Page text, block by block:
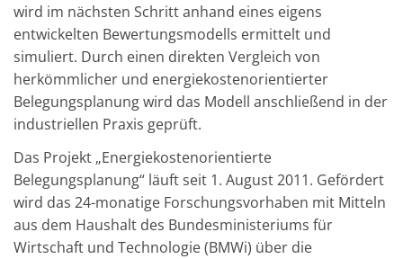
wird im nächsten Schritt anhand eines eigens
entwickelten Bewertungsmodells ermittelt und
simuliert. Durch einen direkten Vergleich von
herkömmlicher und energiekostenorientierter
Belegungsplanung wird das Modell anschließend in der
industriellen Praxis geprüft.
Das Projekt „Energiekostenorientierte
Belegungsplanung“ läuft seit 1. August 2011. Gefördert
wird das 24-monatige Forschungsvorhaben mit Mitteln
aus dem Haushalt des Bundesministeriums für
Wirtschaft und Technologie (BMWi) über die